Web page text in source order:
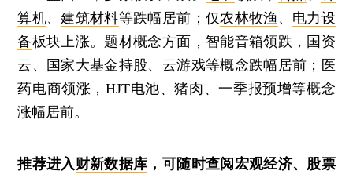
算机、建筑材料等跌幅居前；仅农林牧渔 、 电力设
备板块上涨。题材概念方面，智能音箱领跌，国资
云、国家大基金持股、云游戏等概念跌幅居前；医
药电商领涨，HJT电池、猪肉、一季报预增等概念
涨幅居前。
推荐进入 财新数据库 ，可随时查阅宏观经济、股票